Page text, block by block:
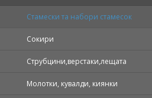
Стамески та набори стамесок
Сокири
Струбцини,верстаки,лещата
Молотки, кувалди, киянки